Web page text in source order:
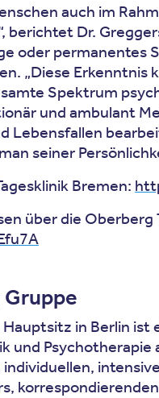
auch im
berichtet Dr.
oder permanentes
„Diese
Spektrum
und ambulant
Lebensfallen
seiner
Bremen:
über die Oberberg
in Berlin ist
und
individuellen,